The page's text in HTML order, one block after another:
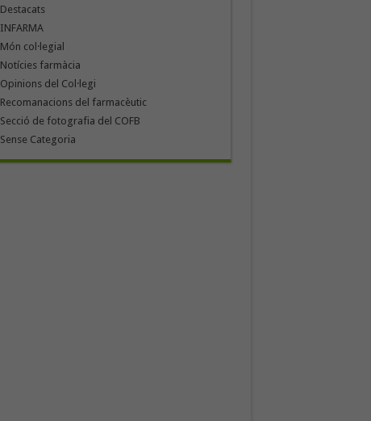
Destacats
INFARMA
Món col·legial
Notícies farmàcia
Opinions del Col·legi
Recomanacions del farmacèutic
Secció de fotografia del COFB
Sense Categoria